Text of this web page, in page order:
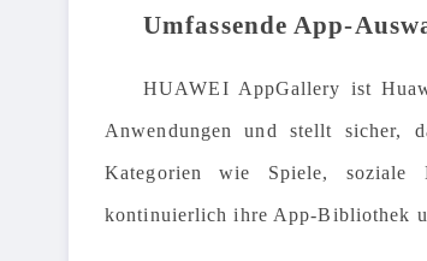
Umfassende App-
HUAWEI AppGallery ist
Anwendungen und stellt sicher,
Kategorien wie Spiele, soziale
kontinuierlich ihre App-Bibliothek